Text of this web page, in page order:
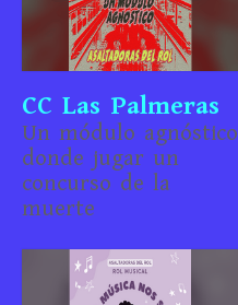
CC Las Palmeras
Un módulo agnóstico
donde jugar un
concurso de la
muerte